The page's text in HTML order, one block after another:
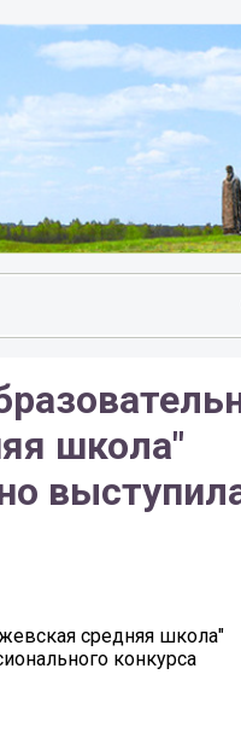
школа"
средняя школа"
конкурса